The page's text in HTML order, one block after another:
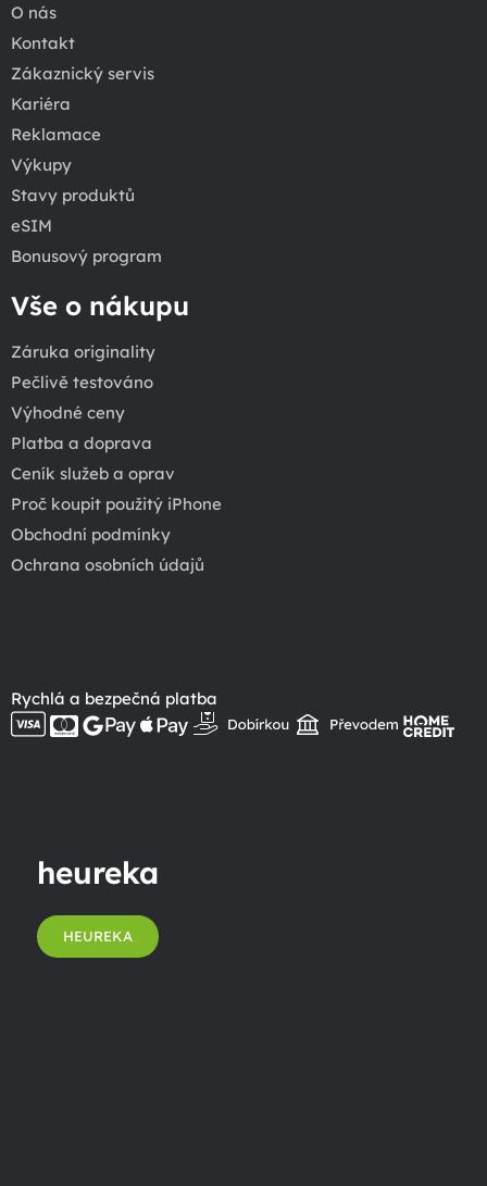
O nás
Kontakt
Zákaznický servis
Kariéra
Reklamace
Výkupy
Stavy produktů
eSIM
Bonusový program
Vše o nákupu
Záruka originality
Pečlivě testováno
Výhodné ceny
Platba a doprava
Ceník služeb a oprav
Proč koupit použitý iPhone
Obchodní podmínky
Ochrana osobních údajů
Rychlá a bezpečná platba
heureka
HEUREKA